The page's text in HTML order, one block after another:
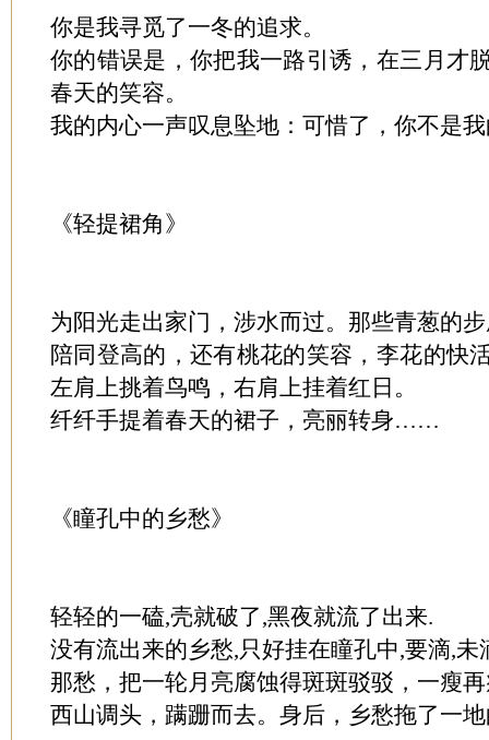
你是我寻觅了一冬的追求。
你的错误是，你把我一路引诱，在三月才
春天的笑容。
我的内心一声叹息坠地：可惜了，你不是
《轻提裙角》
为阳光走出家门，涉水而过。那些青葱的
陪同登高的，还有桃花的笑容，李花的快
左肩上挑着鸟鸣，右肩上挂着红日。
纤纤手提着春天的裙子，亮丽转身……
《瞳孔中的乡愁》
轻轻的一磕,壳就破了,黑夜就流了出来.
没有流出来的乡愁,只好挂在瞳孔中,要滴,未
那愁，把一轮月亮腐蚀得斑斑驳驳，一瘦
西山调头，蹒跚而去。身后，乡愁拖了一